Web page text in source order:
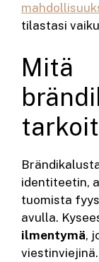
tilastasi
Mitä
identiteetin,
tuomista
avulla.
ilmentymä,